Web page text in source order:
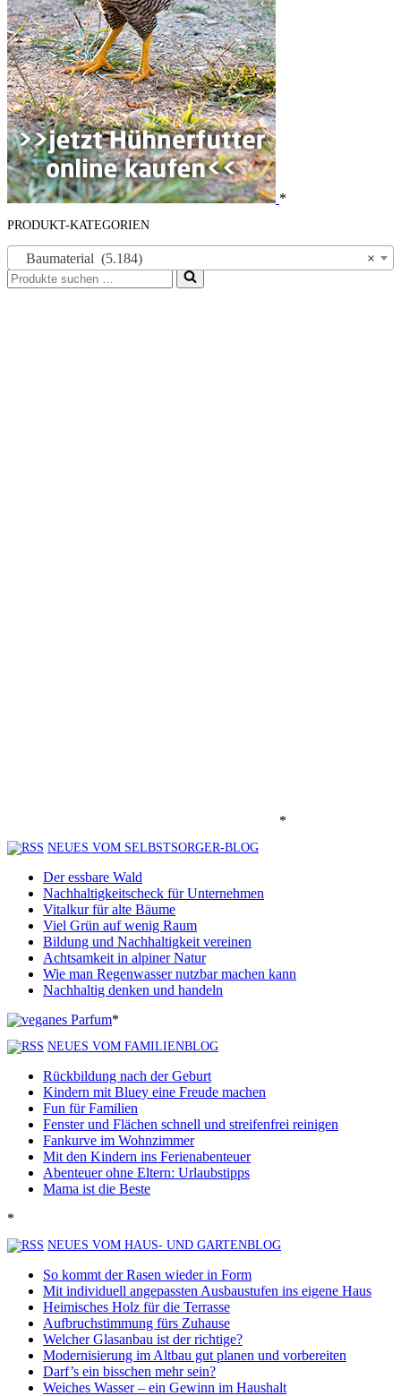
*
PRODUKT-KATEGORIEN
×
Baumaterial (5.184)
Suchen
nach …
*
NEUES VOM SELBSTSORGER-BLOG
Der essbare Wald
Nachhaltigkeitscheck für Unternehmen
Vitalkur für alte Bäume
Viel Grün auf wenig Raum
Bildung und Nachhaltigkeit vereinen
Achtsamkeit in alpiner Natur
Wie man Regenwasser nutzbar machen kann
Nachhaltig denken und handeln
*
NEUES VOM FAMILIENBLOG
Rückbildung nach der Geburt
Kindern mit Bluey eine Freude machen
Fun für Familien
Fenster und Flächen schnell und streifenfrei reinigen
Fankurve im Wohnzimmer
Mit den Kindern ins Ferienabenteuer
Abenteuer ohne Eltern: Urlaubstipps
Mama ist die Beste
*
NEUES VOM HAUS- UND GARTENBLOG
So kommt der Rasen wieder in Form
Mit individuell angepassten Ausbaustufen ins eigene Haus
Heimisches Holz für die Terrasse
Aufbruchstimmung fürs Zuhause
Welcher Glasanbau ist der richtige?
Modernisierung im Altbau gut planen und vorbereiten
Darf’s ein bisschen mehr sein?
Weiches Wasser – ein Gewinn im Haushalt